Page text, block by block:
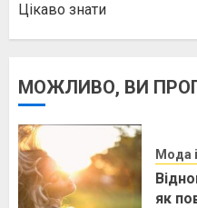
Цікаво знати
МОЖЛИВО, ВИ
Мода
як